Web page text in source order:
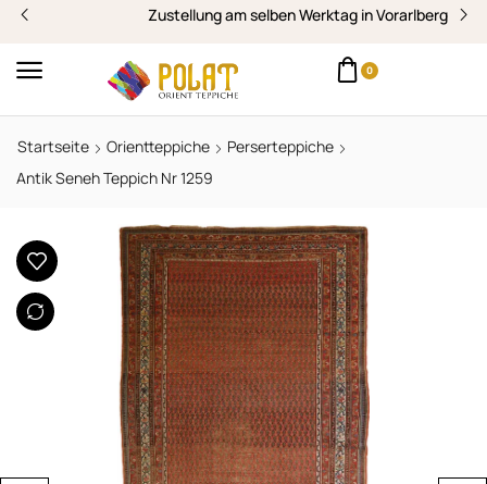
Zustellung am selben Werktag in Vorarlberg
0
Startseite Orientteppiche
Perserteppiche
Antik Seneh Teppich Nr 1259